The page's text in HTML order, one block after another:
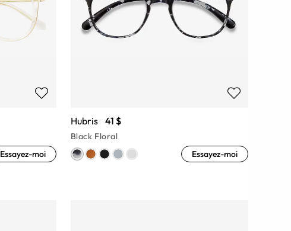
Essayez-moi
Hubris 41 $
Black Floral
Essayez-moi